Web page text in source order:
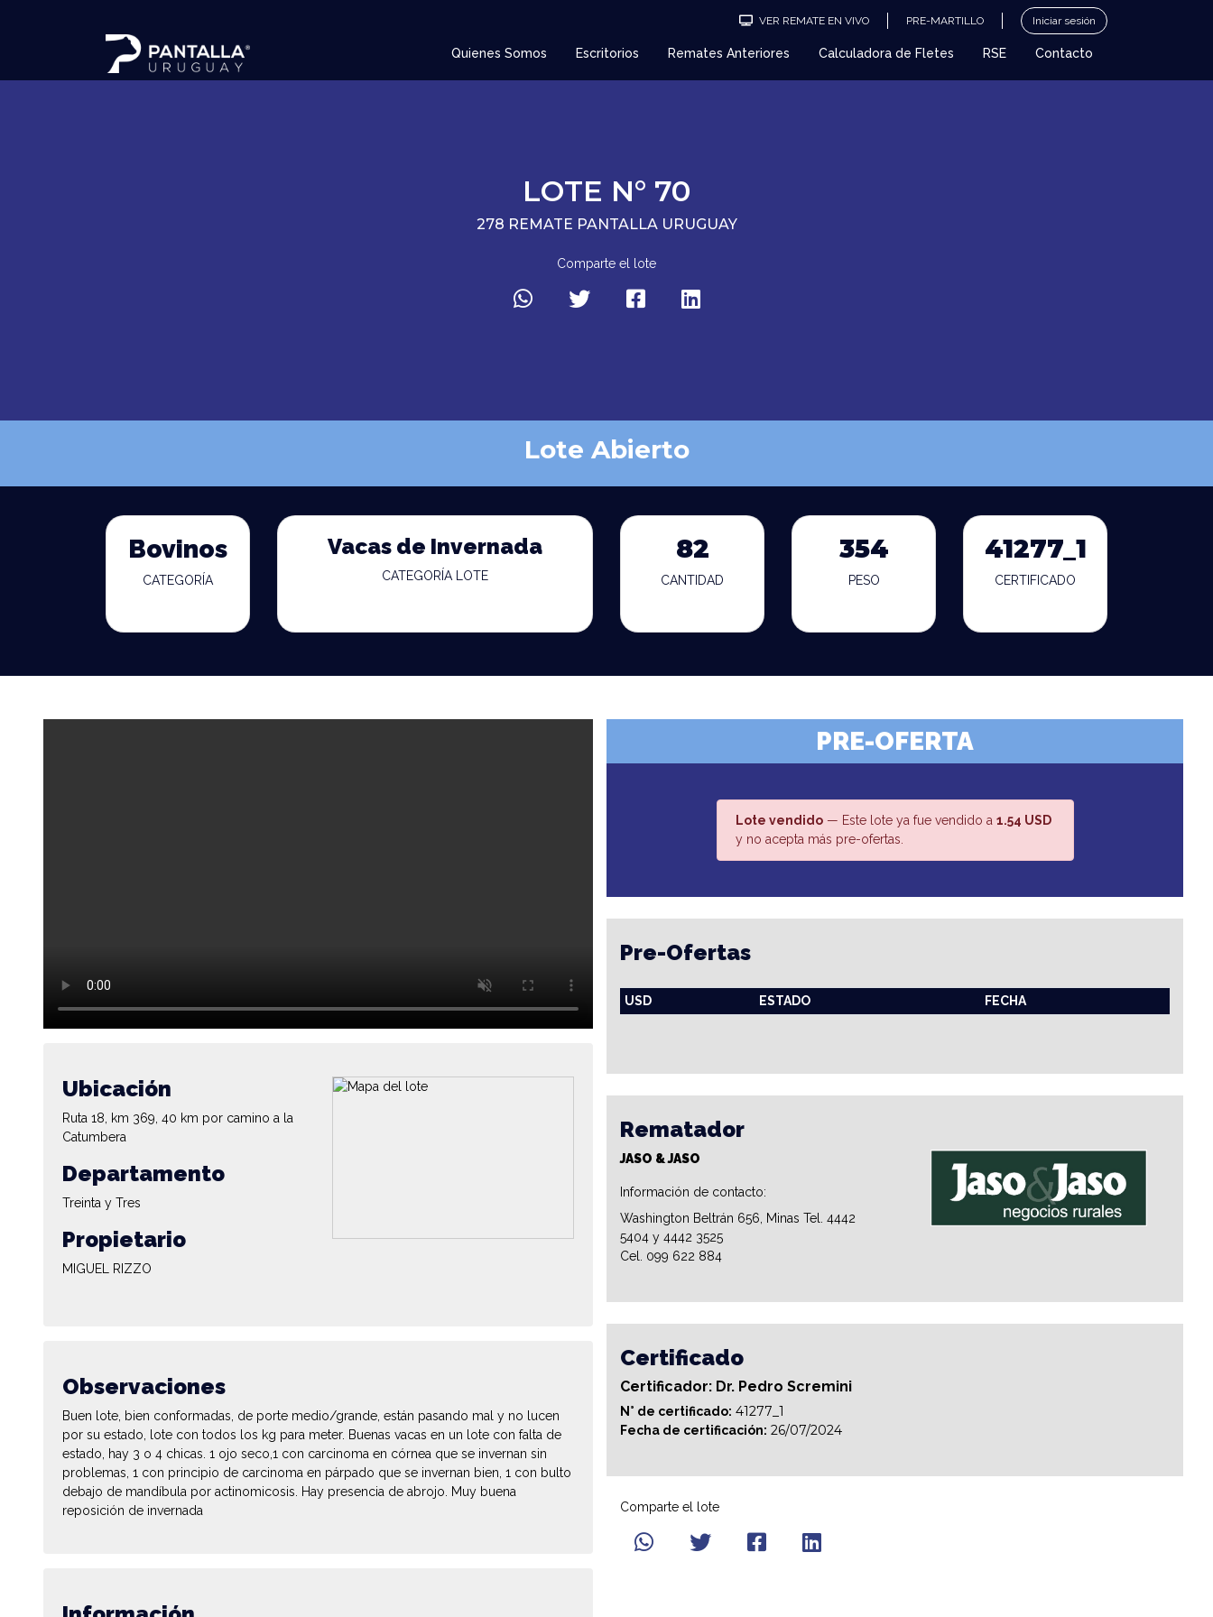
VER REMATE EN VIVO PRE-MARTILLO Iniciar sesión
Quienes Somos Escritorios Remates Anteriores Calculadora de Fletes RSE Contacto
LOTE N° 70
278 REMATE PANTALLA URUGUAY
Comparte el lote
Lote Abierto
Bovinos
CATEGORÍA
Vacas de Invernada
CATEGORÍA LOTE
82
CANTIDAD
354
PESO
41277_1
CERTIFICADO
Ubicación
Ruta 18, km 369, 40 km por camino a la
Catumbera
Departamento
Treinta y Tres
Propietario
MIGUEL RIZZO
Observaciones
Buen lote, bien conformadas, de porte medio/grande, están pasando mal y no lucen
por su estado, lote con todos los kg para meter. Buenas vacas en un lote con falta de
estado, hay 3 o 4 chicas. 1 ojo seco,1 con carcinoma en córnea que se invernan sin
problemas, 1 con principio de carcinoma en párpado que se invernan bien, 1 con bulto
debajo de mandíbula por actinomicosis. Hay presencia de abrojo. Muy buena
reposición de invernada
PRE-OFERTA
Lote vendido— Este lote ya fue vendido a 1.54 USD
y no acepta más pre-ofertas.
Pre-Ofertas
USD ESTADO FECHA
Rematador
JASO & JASO
Información de contacto:
Washington Beltrán 656, Minas Tel. 4442
5404 y 4442 3525
Cel. 099 622 884
Certificado
Certificador: Dr. Pedro Scremini
N° de certificado: 41277_1
Fecha de certificación: 26/07/2024
Comparte el lote